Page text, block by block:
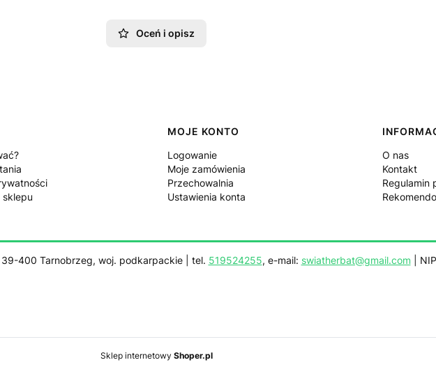
Oceń i opisz
sklepu
MOJE KONTO
Logowanie
Moje zamówienia
Przechowalnia
Ustawienia konta
O nas
Kontakt
Regulamin
400 Tarnobrzeg, woj. podkarpackie | tel. 519524255, e-mail: swiatherbat@gmail.com |
Sklep internetowy Shoper.pl